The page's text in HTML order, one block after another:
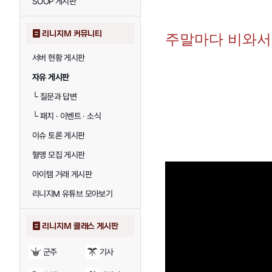
리니지M 커뮤니티
서버 현황 게시판
자유 게시판
└질문과 답변
└패치 · 이벤트 · 소식
이슈 토론 게시판
혈맹 모집 게시판
아이템 거래 게시판
리니지M 유튜브 모아보기
리니지M 클래스 게시판
군주 기사
주말마다 비와